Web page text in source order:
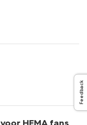
Feedback